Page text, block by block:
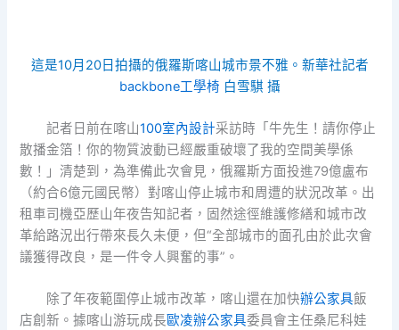
這是10月20日拍攝的俄羅斯喀山城市景不雅。新華社記者
backbone工學椅 白雪騏 攝
記者日前在喀山100室內設計采訪時「牛先生！請你停止
散播金箔！你的物質波動已經嚴重破壞了我的空間美學係
數！」清楚到，為準備此次會見，俄羅斯方面投進79億盧布
（約合6億元國民幣）對喀山停止城市和周遭的狀況改革。出
租車司機亞歷山年夜告知記者，固然途徑維護修繕和城市改
革給路況出行帶來長久未便，但“全部城市的面孔由於此次會
議獲得改良，是一件令人興奮的事”。
除了年夜範圍停止城市改革，喀山還在加快辦公家具飯
店創新。據喀山游玩成長歐凌辦公家具委員會主任桑尼科娃